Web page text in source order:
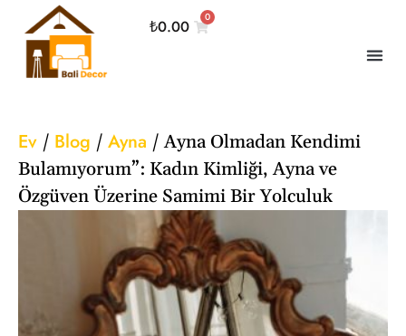
₺0.00 0
Ev / Blog / Ayna /Ayna Olmadan Kendimi
Bulamıyorum”: Kadın Kimliği, Ayna ve
Özgüven Üzerine Samimi Bir Yolculuk